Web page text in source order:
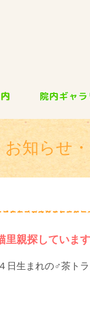
お知らせ
里親探していま
日生まれの♂茶ト